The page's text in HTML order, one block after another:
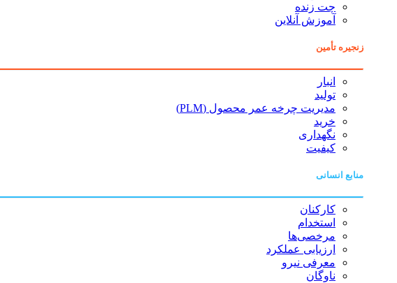
چت زنده
آموزش آنلاین
زنجیره تأمین
انبار
تولید
مدیریت چرخه عمر محصول (PLM)
خرید
نگهداری
کیفیت
منابع انسانی
کارکنان
استخدام
مرخصی‌ها
ارزیابی عملکرد
معرفی نیرو
ناوگان